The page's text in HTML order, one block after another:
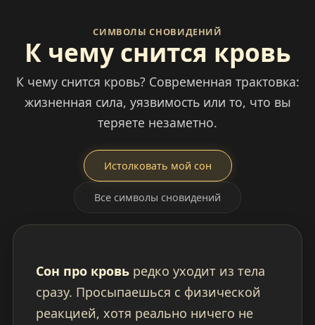
СИМВОЛЫ СНОВИДЕНИЙ
К чему снится кровь
К чему снится кровь? Современная трактовка:
жизненная сила, уязвимость или то, что вы
теряете незаметно.
Истолковать мой сон
Все символы сновидений
Сон про кровьредко уходит из тела
сразу. Просыпаешься с физической
реакцией, хотя реально ничего не